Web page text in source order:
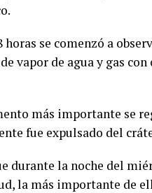
se comenzó a
vapor de agua y gas
más importante se
fue expulsado del
durante la noche del
la más importante de